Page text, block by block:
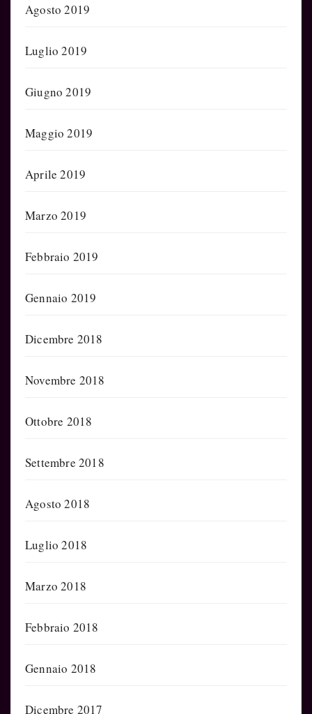
Agosto 2019
Luglio 2019
Giugno 2019
Maggio 2019
Aprile 2019
Marzo 2019
Febbraio 2019
Gennaio 2019
Dicembre 2018
Novembre 2018
Ottobre 2018
Settembre 2018
Agosto 2018
Luglio 2018
Marzo 2018
Febbraio 2018
Gennaio 2018
Dicembre 2017